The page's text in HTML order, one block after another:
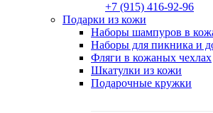
‭+7 (915) 416-92-96
Подарки из кожи
Наборы шампуров в
Наборы для пикника и
Фляги в кожаных чехлах
Шкатулки из кожи
Подарочные кружки